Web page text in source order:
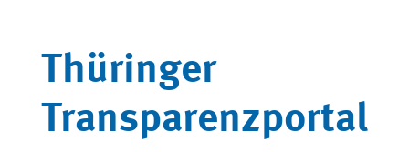
Thüringer
Transparenzportal